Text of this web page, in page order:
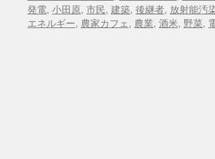
発電, 小田原, 市民, 建築, 後継者, 放射能汚
エネルギー, 農家カフェ, 農業, 酒米, 野菜,